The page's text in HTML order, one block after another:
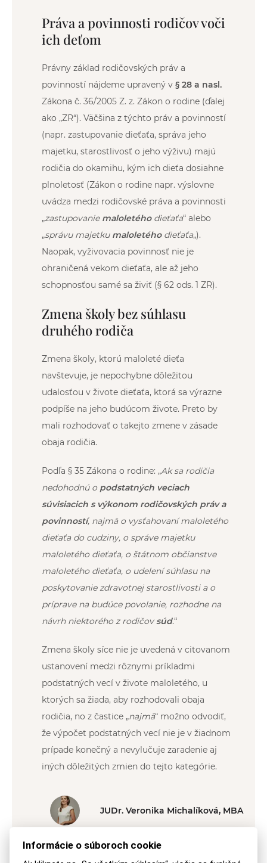
Práva a povinnosti rodičov voči
ich deťom
Právny základ rodičovských práv a
povinností nájdeme upravený v § 28 a nasl.
Zákona č. 36/2005 Z. z. Zákon o rodine (ďalej
ako „ZR“). Väčšina z týchto práv a povinností
(napr. zastupovanie dieťaťa, správa jeho
majetku, starostlivosť o jeho výživu) majú
rodičia do okamihu, kým ich dieťa dosiahne
plnoletosť (Zákon o rodine napr. výslovne
uvádza medzi rodičovské práva a povinnosti
„zastupovanie maloletéhodieťaťa“ alebo
„správu majetku maloletéhodieťaťa„).
Naopak, vyživovacia povinnosť nie je
ohraničená vekom dieťaťa, ale až jeho
schopnosťou samé sa živiť (§ 62 ods. 1 ZR).
Zmena školy bez súhlasu
druhého rodiča
Zmena školy, ktorú maloleté dieťa
navštevuje, je nepochybne dôležitou
udalosťou v živote dieťaťa, ktorá sa výrazne
podpíše na jeho budúcom živote. Preto by
mali rozhodovať o takejto zmene v zásade
obaja rodičia.
Podľa § 35 Zákona o rodine: „Ak sa rodičia
nedohodnú o podstatných veciach
súvisiacich s výkonom rodičovských práv a
povinností, najmä o vysťahovaní maloletého
dieťaťa do cudziny, o správe majetku
maloletého dieťaťa, o štátnom občianstve
maloletého dieťaťa, o udelení súhlasu na
poskytovanie zdravotnej starostlivosti a o
príprave na budúce povolanie, rozhodne na
návrh niektorého z rodičovsúd.“
Zmena školy síce nie je uvedená v citovanom
ustanovení medzi rôznymi príkladmi
podstatných vecí v živote maloletého, u
ktorých sa žiada, aby rozhodovali obaja
rodičia, no z častice „najmä“ možno odvodiť,
že výpočet podstatných vecí nie je v žiadnom
prípade konečný a nevylučuje zaradenie aj
iných dôležitých zmien do tejto kategórie.
JUDr. Veronika Michalíková, MBA
Informácie o súboroch cookie